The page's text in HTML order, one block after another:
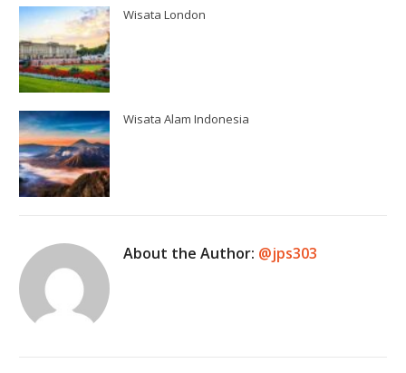
Wisata London
Wisata Alam Indonesia
About the Author: @jps303